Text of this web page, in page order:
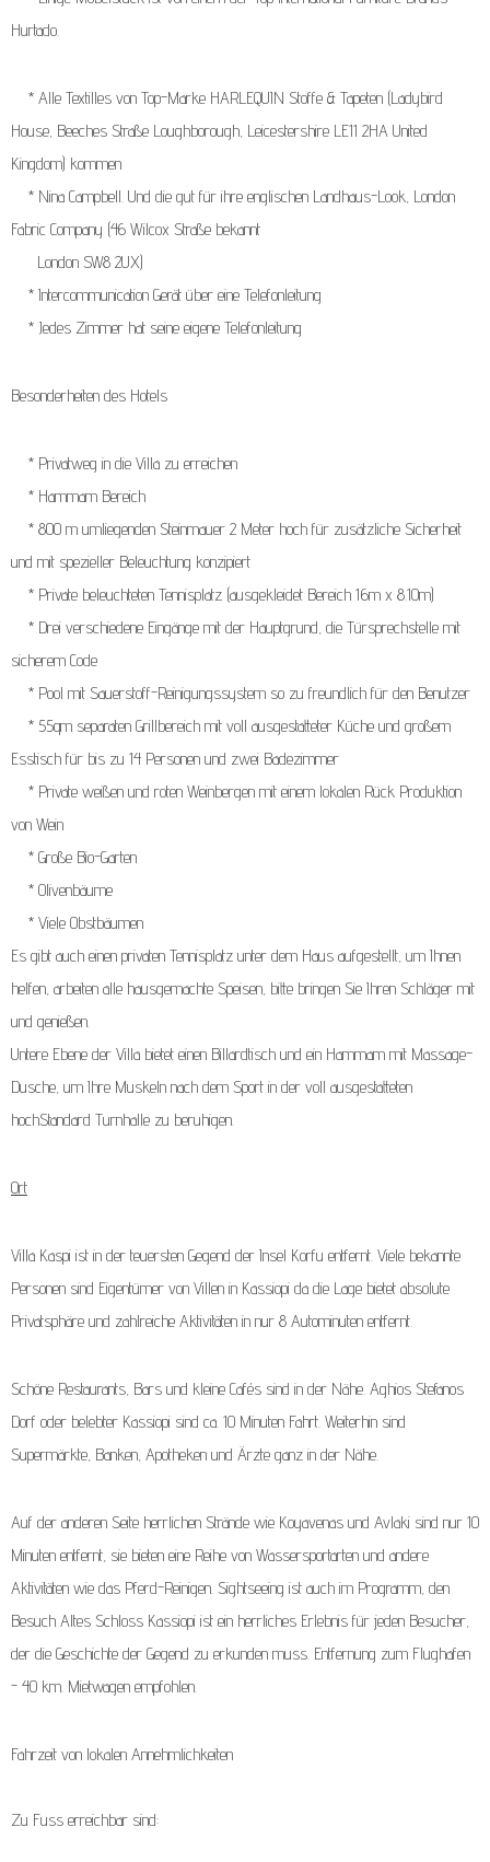
Hurtado.
* Alle Textilles von Top-Marke HARLEQUIN Stoffe & Tapeten (Ladybird
House, Beeches Straße Loughborough, Leicestershire LE11 2HA United
Kingdom) kommen
* Nina Campbell. Und die gut für ihre englischen Landhaus-Look, London
Fabric Company (46 Wilcox Straße bekannt
London SW8 2UX)
* Intercommunication Gerät über eine Telefonleitung
* Jedes Zimmer hat seine eigene Telefonleitung
Besonderheiten des Hotels
* Privatweg in die Villa zu erreichen
* Hammam Bereich
* 800 m umliegenden Steinmauer 2 Meter hoch für zusätzliche Sicherheit
und mit spezieller Beleuchtung konzipiert
* Private beleuchteten Tennisplatz (ausgekleidet Bereich 16m x 8.10m)
* Drei verschiedene Eingänge mit der Hauptgrund, die Türsprechstelle mit
sicherem Code
* Pool mit Sauerstoff-Reinigungssystem so zu freundlich für den Benutzer
* 55qm separaten Grillbereich mit voll ausgestatteter Küche und großem
Esstisch für bis zu 14 Personen und zwei Badezimmer
* Private weißen und roten Weinbergen mit einem lokalen Rück Produktion
von Wein
* Große Bio-Garten
* Olivenbäume
* Viele Obstbäumen
Es gibt auch einen privaten Tennisplatz unter dem Haus aufgestellt, um Ihnen
helfen, arbeiten alle hausgemachte Speisen, bitte bringen Sie Ihren Schläger mit
und genießen.
Untere Ebene der Villa bietet einen Billardtisch und ein Hammam mit Massage-
Dusche, um Ihre Muskeln nach dem Sport in der voll ausgestatteten
hochStandard Turnhalle zu beruhigen.
Ort
Villa Kaspi ist in der teuersten Gegend der Insel Korfu entfernt. Viele bekannte
Personen sind Eigentümer von Villen in Kassiopi da die Lage bietet absolute
Privatsphäre und zahlreiche Aktivitäten in nur 8 Autominuten entfernt.
Schöne Restaurants, Bars und kleine Cafés sind in der Nähe. Aghios Stefanos
Dorf oder belebter Kassiopi sind ca. 10 Minuten Fahrt. Weiterhin sind
Supermärkte, Banken, Apotheken und Ärzte ganz in der Nähe.
Auf der anderen Seite herrlichen Strände wie Koyavenas und Avlaki sind nur 10
Minuten entfernt, sie bieten eine Reihe von Wassersportarten und andere
Aktivitäten wie das Pferd-Reinigen. Sightseeing ist auch im Programm, den
Besuch Altes Schloss Kassiopi ist ein herrliches Erlebnis für jeden Besucher,
der die Geschichte der Gegend zu erkunden muss. Entfernung zum Flughafen
- 40 km. Mietwagen empfohlen.
Fahrzeit von lokalen Annehmlichkeiten
Zu Fuss erreichbar sind: